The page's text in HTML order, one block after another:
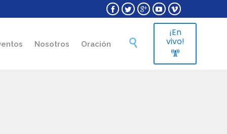
    
Skip
Nosotros Oración 
¡En
vivo!
